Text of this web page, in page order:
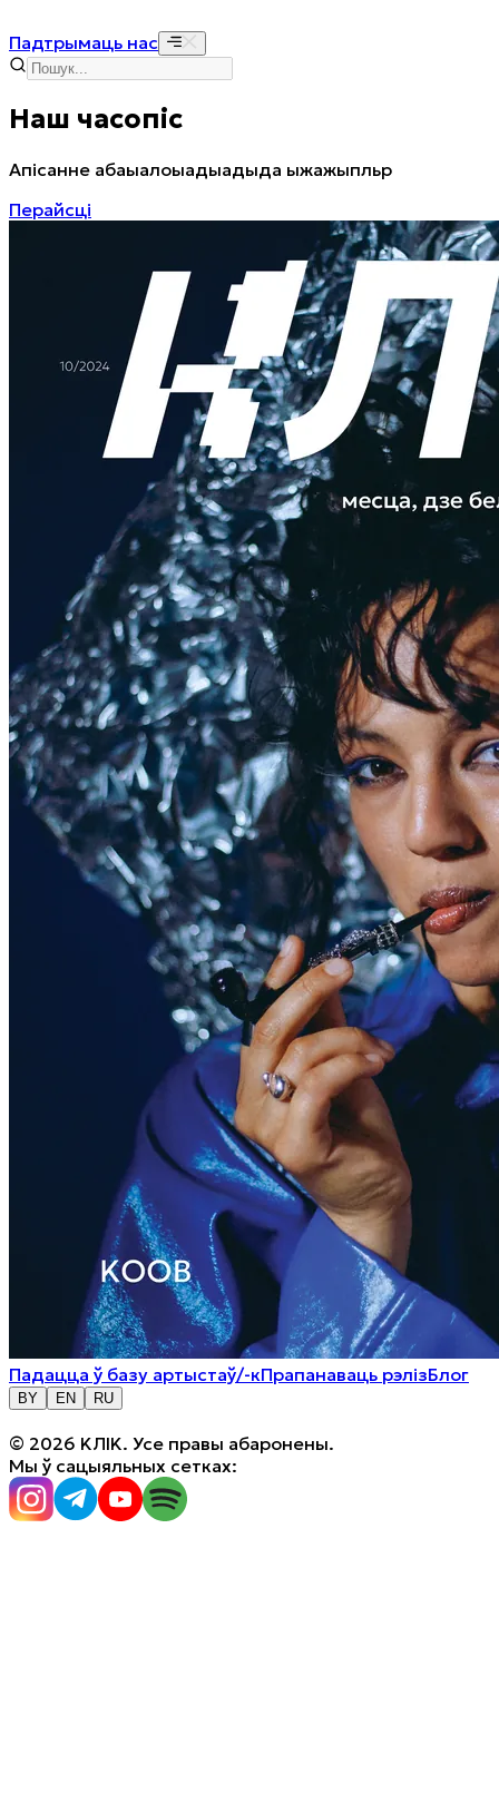
Падтрымаць нас
Наш часопіс
Апісанне абаыалоыадыадыда ыжажыпльр
Перайсці
Падацца ў базу артыстаў/-кПрапанаваць рэлізБлог
BY EN RU
© 2026 KЛIK. Усе правы абаронены.
Мы ў сацыяльных сетках: